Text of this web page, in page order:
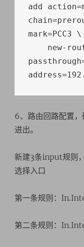
add action=
chain=
mark=PCC3 \
    new
-
passthrough
address=
6、路由回路配置
进出。
新建3条input规则
选择入口
第一条规则：
第二条规则：